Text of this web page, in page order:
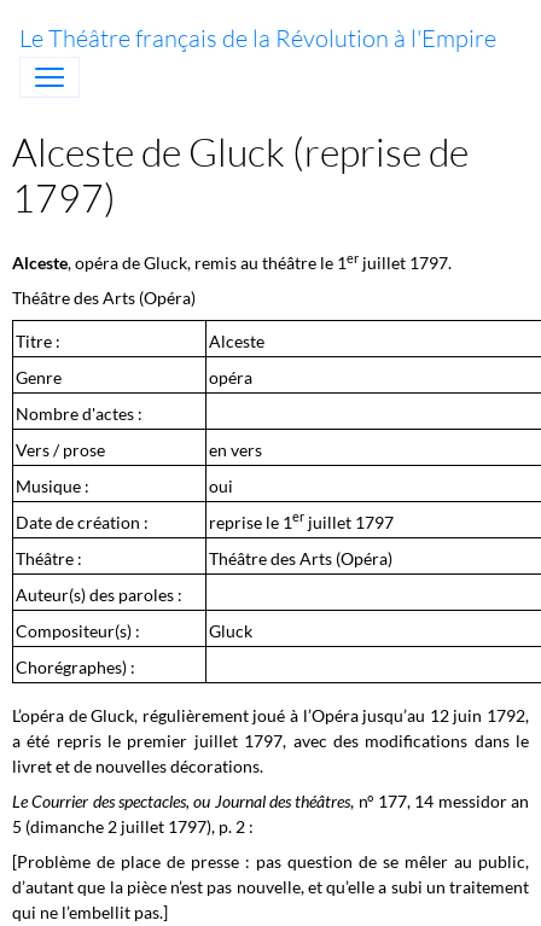
Le Théâtre français de la Révolution à l'Empire
Alceste de Gluck (reprise de
1797)
Alceste, opéra de Gluck, remis au théâtre le 1er juillet 1797.
Théâtre des Arts (Opéra)
Titre :
Alceste
Genre
opéra
Nombre d'actes :
Vers / prose
en vers
Musique :
oui
Date de création :
reprise le 1er juillet 1797
Théâtre :
Théâtre des Arts (Opéra)
Auteur(s) des paroles :
Compositeur(s) :
Gluck
Chorégraphes) :
L’opéra de Gluck, régulièrement joué à l’Opéra jusqu’au 12 juin 1792,
a été repris le premier juillet 1797, avec des modifications dans le
livret et de nouvelles décorations.
Le Courrier des spectacles, ou Journal des théâtres, n° 177, 14 messidor an
5 (dimanche 2 juillet 1797), p. 2 :
[Problème de place de presse : pas question de se mêler au public,
d’autant que la pièce n’est pas nouvelle, et qu’elle a subi un traitement
qui ne l’embellit pas.]